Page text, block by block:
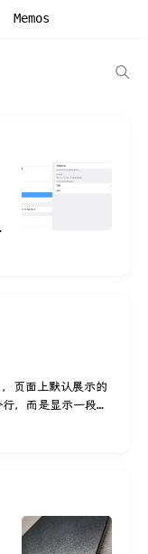
Memos
面上默认展示的
，而是显示一段需